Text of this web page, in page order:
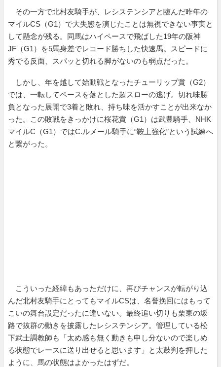
その一方で北村友騎手が、レシステンシアと臨んだ昨年の
マイルCS（G1）で大失態を演じたことは無視できない事実と
して懸念が残る。同馬はハイペースで飛ばした19年の阪神
JF（G1）を5馬身差でレコード勝ちした快速馬。スピードに
秀でる反面、スパッと切れる脚がないのも弱点だった。
しかし、年を越して始動戦となったチューリップ賞（G2）
では、一転してペースを落とした超スローの逃げ。切れ味勝
負となった展開で3着と敗れ、持ち味を活かすことが出来なか
った。この敗戦をきっかけに桜花賞（G1）は武豊騎手、NHK
マイルC（G1）ではC.ルメール騎手に“鞍上強化”という試練へ
と繋がった。
こういった経緯もあっただけに、再びチャンスが転がり込
んだ北村友騎手にとってもマイルCSは、名誉挽回にはもって
こいの舞台設定だったに違いない。最終追い切りも栗東の坂
路で抜群の動きを披露したレシステンシア。管理している松
下武士調教師も「太め感も無く動きも申し分ないので楽しめ
る状態でレースに送り出せると思います」と太鼓判を押した
ように、馬の状態はよかったはずだ。